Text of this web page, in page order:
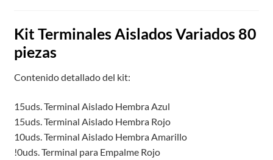
Kit Terminales Aislados Variados 80
piezas
Contenido detallado del kit:
15uds. Terminal Aislado Hembra Azul
15uds. Terminal Aislado Hembra Rojo
10uds. Terminal Aislado Hembra Amarillo
!0uds. Terminal para Empalme Rojo